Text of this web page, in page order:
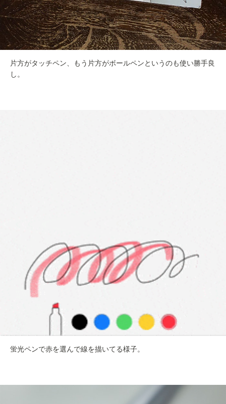
片方がタッチペン、もう片方がボールペンというのも使い勝手良
し。
蛍光ペンで赤を選んで線を描いてる様子。